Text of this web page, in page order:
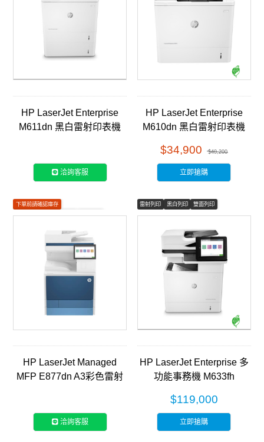
HP LaserJet Enterprise
M611dn 黑白雷射印表機
洽詢客服
HP LaserJet Enterprise
M610dn 黑白雷射印表機
$34,900 $40,200
立即搶購
下單前請確認庫存
如有安裝需求請聯繫客服
彩色列印
HP LaserJet Managed
MFP E877dn A3彩色雷射
洽詢客服
雷射列印 黑白列印 雙面列印
HP LaserJet Enterprise 多
功能事務機 M633fh
$119,000
立即搶購